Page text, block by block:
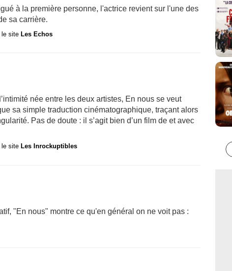
à la première personne, l'actrice revient sur l'une des
sa carrière.
le site Les Echos
née entre les deux artistes, En nous se veut
sa simple traduction cinématographique, traçant alors
Pas de doute : il s’agit bien d’un film de et avec
le site Les Inrockuptibles
"En nous" montre ce qu'en général on ne voit pas :